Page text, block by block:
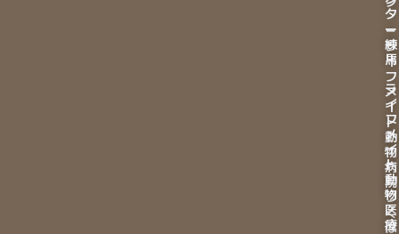
－
ラ
イ
フ
メ
イ
ト
動
物
病
院
つ
く
ば
タ
ー
練
馬
ラ
イ
フ
メ
イ
ト
動
物
医
療